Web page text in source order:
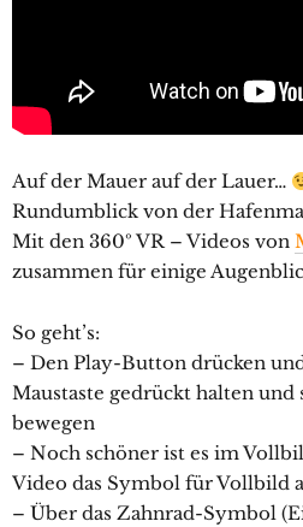
Auf der Mauer auf der Lauer…
Rundumblick von der
Mit den 360º VR – Videos von
zusammen für einige
So geht’s:
– Den Play-Button drücken
Maustaste gedrückt halten und
bewegen
– Noch schöner ist es im
Video das Symbol für Vollbild
– Über das Zahnrad-Symbol